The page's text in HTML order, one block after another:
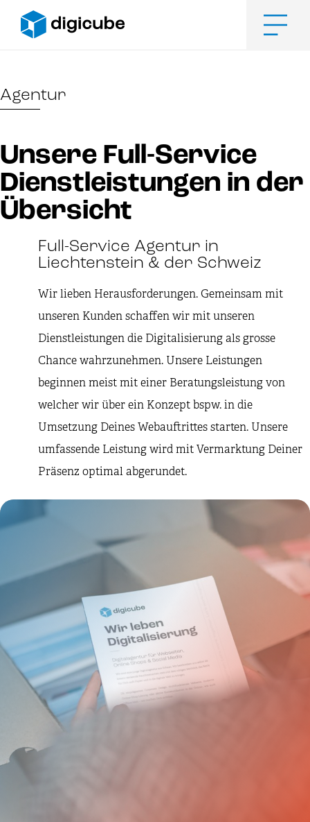
Inhalt
Agentur
Unsere Full-Service
Dienstleistungen in der
Übersicht
Full-Service Agentur in
Liechtenstein & der Schweiz
Wir lieben Herausforderungen. Gemeinsam mit
unseren Kunden schaffen wir mit unseren
Dienstleistungen die Digitalisierung als grosse
Chance wahrzunehmen. Unsere Leistungen
beginnen meist mit einer Beratungsleistung von
welcher wir über ein Konzept bspw. in die
Umsetzung Deines Webauftrittes starten. Unsere
umfassende Leistung wird mit Vermarktung Deiner
Präsenz optimal abgerundet.